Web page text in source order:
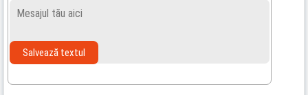
Salvează textul